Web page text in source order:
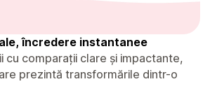
încredere instantanee
cu comparații clare și impactante,
prezintă transformările dintr-o